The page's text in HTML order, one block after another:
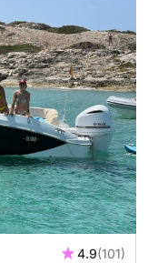
4.9(101)